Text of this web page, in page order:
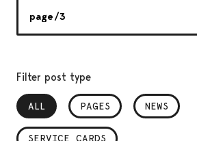
Filter post type
ALL
, SELECTEDPAGES NEWS
SERVICE CARDS